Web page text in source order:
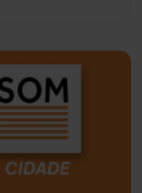
(505)
(152)